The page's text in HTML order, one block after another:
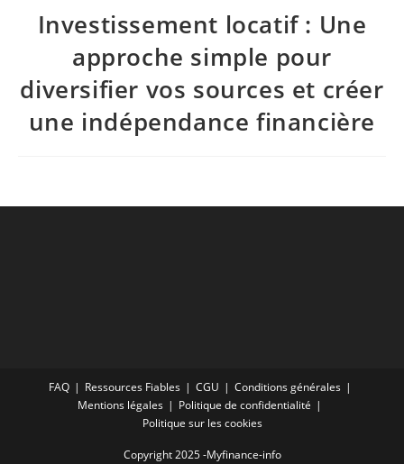
Investissement locatif : Une
approche simple pour
diversifier vos sources et créer
une indépendance financière
FAQ Ressources Fiables CGU
Conditions générales
Mentions légales
Politique de confidentialité
Politique sur les cookies
Copyright 2025 -Myfinance-info